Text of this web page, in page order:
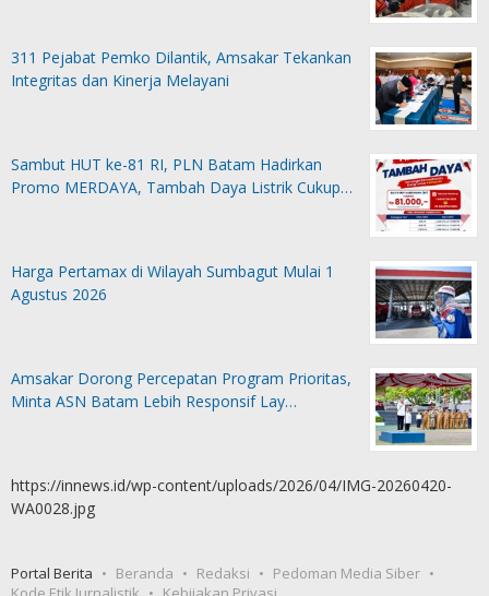
311 Pejabat Pemko Dilantik, Amsakar Tekankan
Integritas dan Kinerja Melayani
Sambut HUT ke-81 RI, PLN Batam Hadirkan
Promo MERDAYA, Tambah Daya Listrik Cukup…
Harga Pertamax di Wilayah Sumbagut Mulai 1
Agustus 2026
Amsakar Dorong Percepatan Program Prioritas,
Minta ASN Batam Lebih Responsif Lay…
https://innews.id/wp-content/uploads/2026/04/IMG-20260420-
WA0028.jpg
Portal Berita Beranda Redaksi
Pedoman Media Siber